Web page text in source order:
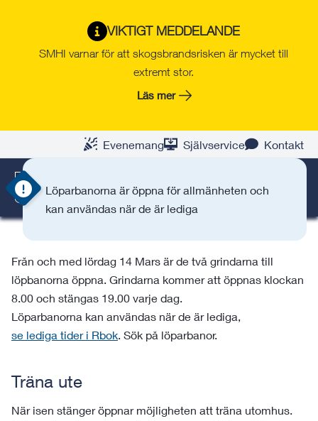
VIKTIGT MEDDELANDE
SMHI varnar för att skogsbrandsrisken är mycket till
extremt stor.
Läs mer
Evenemang Självservice Kontakt
Allmänhetens tider
Här nedan finns aktuell information.
Idrottsparken (friidrott)
Löparbanorna är öppna för allmänheten och
kan användas när de är lediga
Från och med lördag 14 Mars är de två grindarna till
löpbanorna öppna. Grindarna kommer att öppnas klockan
8.00 och stängas 19.00 varje dag.
Löparbanorna kan användas när de är lediga,
se lediga tider i Rbok. Sök på löparbanor.
Träna ute
När isen stänger öppnar möjligheten att träna utomhus.